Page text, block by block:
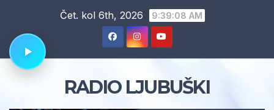
content
Čet. kol 6th, 2026 9:39:09 AM
RADIO LJUBUŠKI